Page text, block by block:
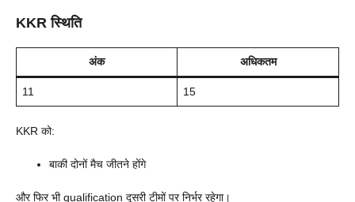
KKR स्थिति
अंक अधिकतम
11 15
KKR को:
बाकी दोनों मैच जीतने होंगे
और फिर भी qualification दूसरी टीमों पर निर्भर रहेगा।